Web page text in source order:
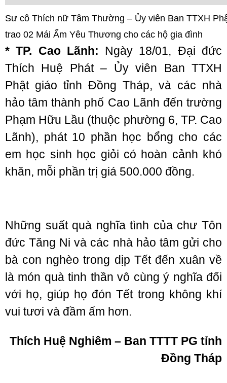
Sư cô Thích nữ Tâm Thường – Ủy viên Ban TTXH
trao 02 Mái Ấm Yêu Thương cho các hộ gia đình
* TP. Cao Lãnh: Ngày 18/01, Đại đức
Thích Huệ Phát – Ủy viên Ban TTXH
Phật giáo tỉnh Đồng Tháp, và các nhà
hảo tâm thành phố Cao Lãnh đến trường
Phạm Hữu Lầu (thuộc phường 6, TP. Cao
Lãnh), phát 10 phần học bổng cho các
em học sinh học giỏi có hoàn cảnh khó
khăn, mỗi phần trị giá 500.000 đồng.
Những suất quà nghĩa tình của chư Tôn
đức Tăng Ni và các nhà hảo tâm gửi cho
bà con nghèo trong dịp Tết đến xuân về
là món quà tinh thần vô cùng ý nghĩa đối
với họ, giúp họ đón Tết trong không khí
vui tươi và đầm ấm hơn.
Thích Huệ Nghiêm – Ban TTTT PG tỉnh
Đồng Tháp